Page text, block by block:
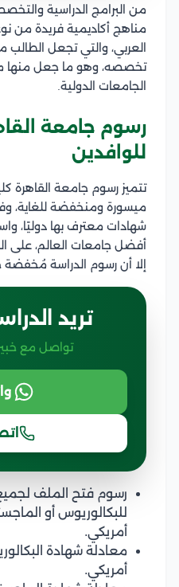
من البرامج الدراسية
مناهج أكاديمية فريدة من
العربي، والتي تجعل
تخصصه، وهو ما جعل منها
الجامعات الدولية.
رسوم جامعة
للوافدين
تتميز رسوم جامعة القاهرة
ميسورة ومنخفضة للغاية،
شهادات معترف بها دوليًا،
أفضل جامعات العالم، على
إلا أن رسوم الدراسة مُخفضة
تريد
تواصل مع
رسوم فتح الملف
أمريكي.
أمريكي.